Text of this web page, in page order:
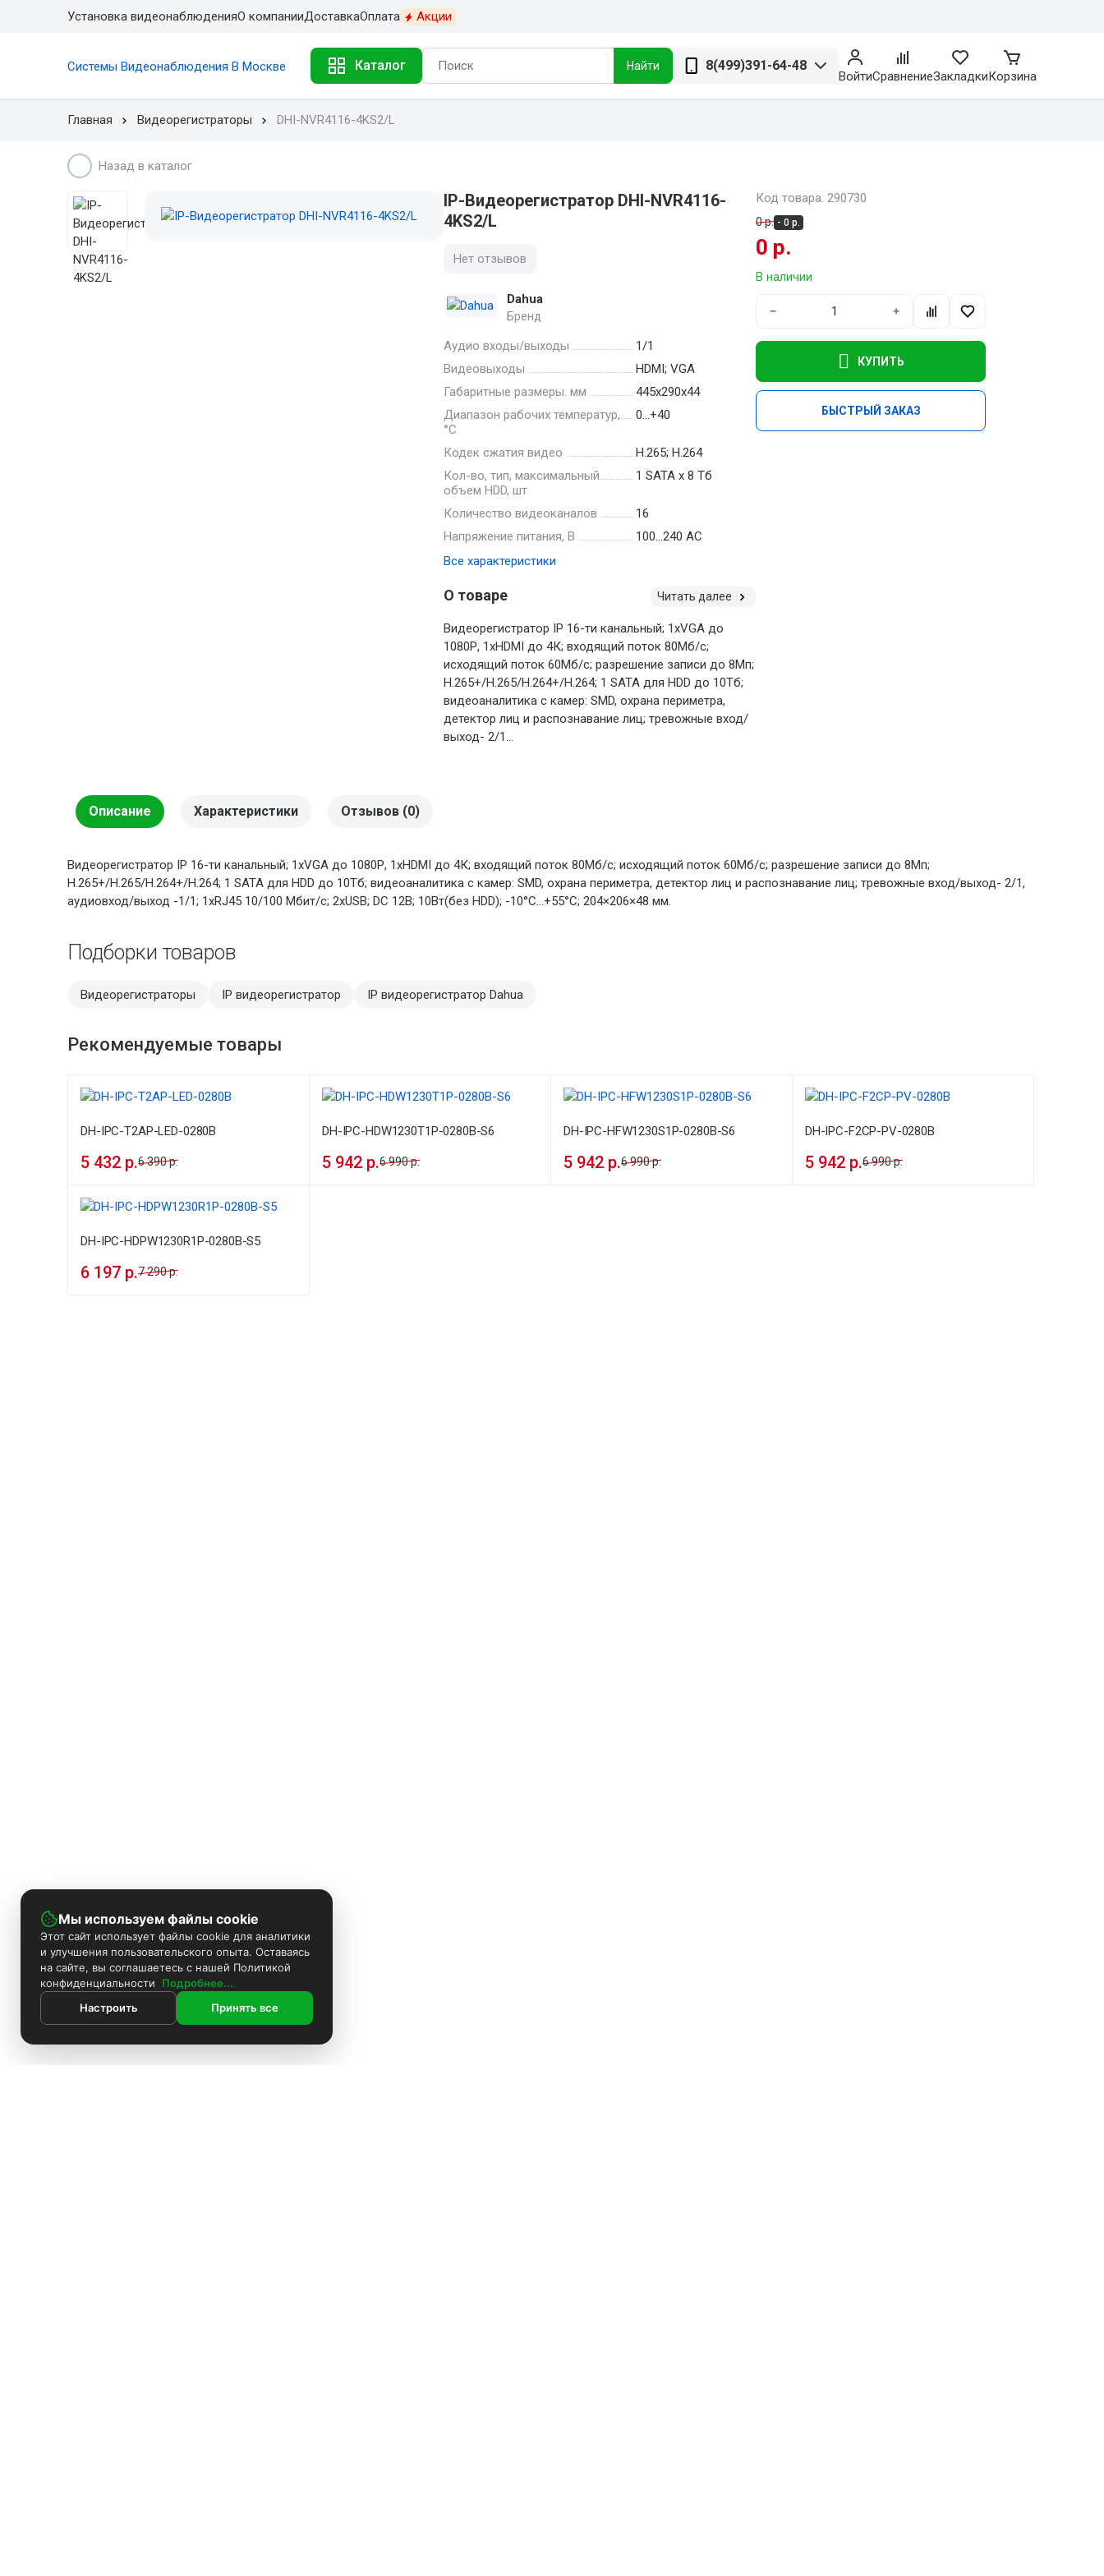
Установка видеонаблюденияО компанииДоставкаОплата Акции
Системы Видеонаблюдения В Москве Каталог Найти 8(499)391-64-48
ВойтиСравнениеЗакладкиКорзина
Главная Видеорегистраторы DHI-NVR4116-4KS2/L
Назад в каталог
IP-Видеорегистратор DHI-NVR4116-
4KS2/L
Нет отзывов
Dahua
Бренд
Аудио входы/выходы
1/1
Видеовыходы
HDMI; VGA
Габаритные размеры. мм
445х290х44
Диапазон рабочих температур,
°С
0…+40
Кодек сжатия видео
H.265; H.264
Кол-во, тип, максимальный
объем HDD, шт
1 SATA х 8 Тб
Количество видеоканалов
16
Напряжение питания, В
100…240 AC
Все характеристики
О товаре Читать далее
Видеорегистратор IP 16-ти канальный; 1хVGA до
1080Р, 1хHDMI до 4К; входящий поток 80Мб/с;
исходящий поток 60Мб/с; разрешение записи до 8Мп;
H.265+/H.265/H.264+/H.264; 1 SATA для HDD до 10Тб;
видеоаналитика с камер: SMD, охрана периметра,
детектор лиц и распознавание лиц; тревожные вход/
выход- 2/1...
Код товара: 290730
0 р. - 0 р.
0 р.
В наличии
− +
КУПИТЬ
БЫСТРЫЙ ЗАКАЗ
Описание Характеристики Отзывов (0)
Видеорегистратор IP 16-ти канальный; 1хVGA до 1080Р, 1хHDMI до 4К; входящий поток 80Мб/с; исходящий поток 60Мб/с; разрешение записи до 8Мп;
H.265+/H.265/H.264+/H.264; 1 SATA для HDD до 10Тб; видеоаналитика с камер: SMD, охрана периметра, детектор лиц и распознавание лиц; тревожные вход/выход- 2/1,
аудиовход/выход -1/1; 1хRJ45 10/100 Мбит/с; 2хUSB; DC 12В; 10Вт(без HDD); -10°C...+55°C; 204×206×48 мм.
Подборки товаров
Видеорегистраторы IP видеорегистратор IP видеорегистратор Dahua
Рекомендуемые товары
DH-IPC-T2AP-LED-0280B
5 432 р.6 390 р.
DH-IPC-HDW1230T1P-0280B-S6
5 942 р.6 990 р.
DH-IPC-HFW1230S1P-0280B-S6
5 942 р.6 990 р.
DH-IPC-F2CP-PV-0280B
5 942 р.6 990 р.
DH-IPC-HDPW1230R1P-0280B-S5
6 197 р.7 290 р.
Мы используем файлы cookie
Этот сайт использует файлы cookie для аналитики
и улучшения пользовательского опыта. Оставаясь
на сайте, вы соглашаетесь с нашей Политикой
конфиденциальности
Подробнее...
Настроить
Принять все